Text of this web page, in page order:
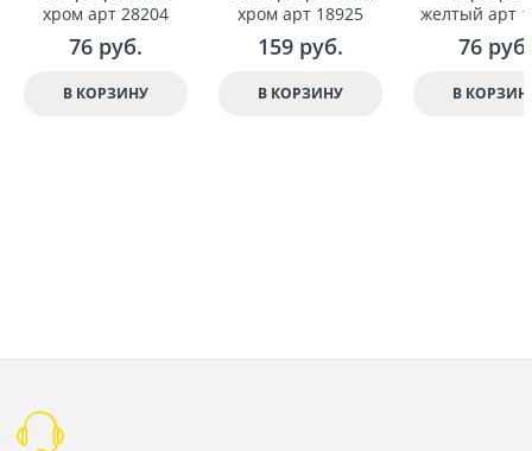
хром арт 28204
76 руб.
В КОРЗИНУ
хром арт 18925
159 руб.
В КОРЗИНУ
желтый арт
76 руб.
В